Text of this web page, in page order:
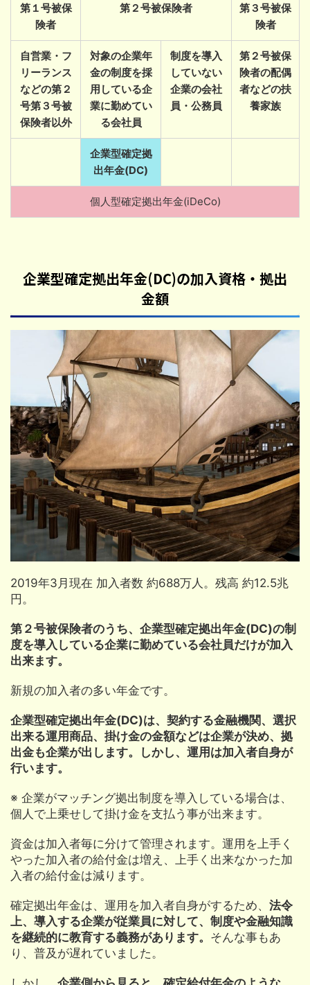
第１号被保
険者
第２号被保険者
第３号被保
険者
自営業・フ
リーランス
などの第２
号第３号被
保険者以外
対象の企業年
金の制度を採
用している企
業に勤めてい
る会社員
制度を導入
していない
企業の会社
員・公務員
第２号被保
険者の配偶
者などの扶
養家族
企業型確定拠
出年金(DC)
個人型確定拠出年金(iDeCo)
企業型確定拠出年金(DC)の加入資格・拠出
金額
2019年3月現在 加入者数 約688万人。残高 約12.5兆
円。
第２号被保険者のうち、企業型確定拠出年金(DC)の制
度を導入している企業に勤めている会社員だけが加入
出来ます。
新規の加入者の多い年金です。
企業型確定拠出年金(DC)は、契約する金融機関、選択
出来る運用商品、掛け金の金額などは企業が決め、拠
出金も企業が出します。しかし、運用は加入者自身が
行います。
※ 企業がマッチング拠出制度を導入している場合は、
個人で上乗せして掛け金を支払う事が出来ます。
資金は加入者毎に分けて管理されます。運用を上手く
やった加入者の給付金は増え、上手く出来なかった加
入者の給付金は減ります。
確定拠出年金は、運用を加入者自身がするため、 法令
上、導入する企業が従業員に対して、制度や金融知識
を継続的に教育する義務があります。 そんな事もあ
り、普及が遅れていました。